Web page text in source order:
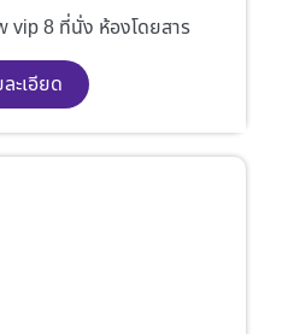
vip 8 ที่นั่ง ห้องโดยสาร
ะเอียด